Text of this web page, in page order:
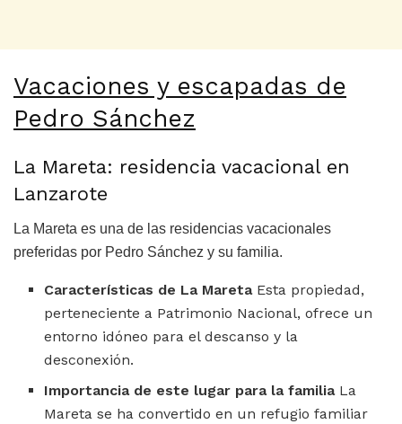
Vacaciones y escapadas de
Pedro Sánchez
La Mareta: residencia vacacional en
Lanzarote
La Mareta es una de las residencias vacacionales
preferidas por Pedro Sánchez y su familia.
Características de La MaretaEsta propiedad,
perteneciente a Patrimonio Nacional, ofrece un
entorno idóneo para el descanso y la
desconexión.
Importancia de este lugar para la familiaLa
Mareta se ha convertido en un refugio familiar